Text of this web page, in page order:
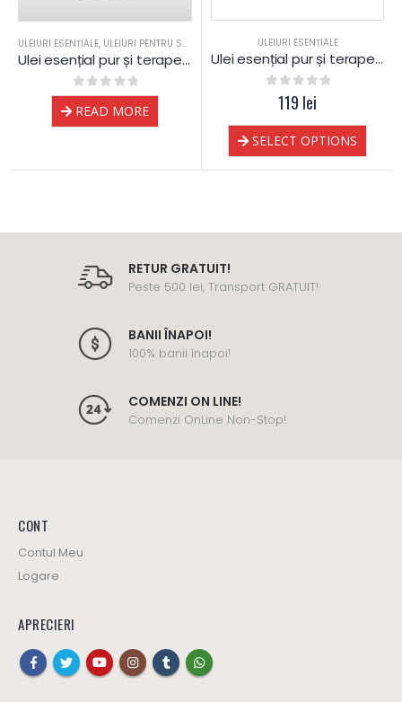
ULEIURI ESENȚIALE, ULEIURI PENTRU SAUNA
Ulei esențial pur și terapeutic de Mentă Spearmint
0out of 5
READ MORE
ULEIURI ESENȚIALE
Ulei esențial pur și terapeutic de Salvie
out of 5
119 lei
SELECT OPTIONS
RETUR GRATUIT!
Peste 500 lei, Transport GRATUIT!
BANII ÎNAPOI!
100% banii înapoi!
COMENZI ON LINE!
Comenzi OnLine Non-Stop!
CONT
Contul Meu
Logare
APRECIERI